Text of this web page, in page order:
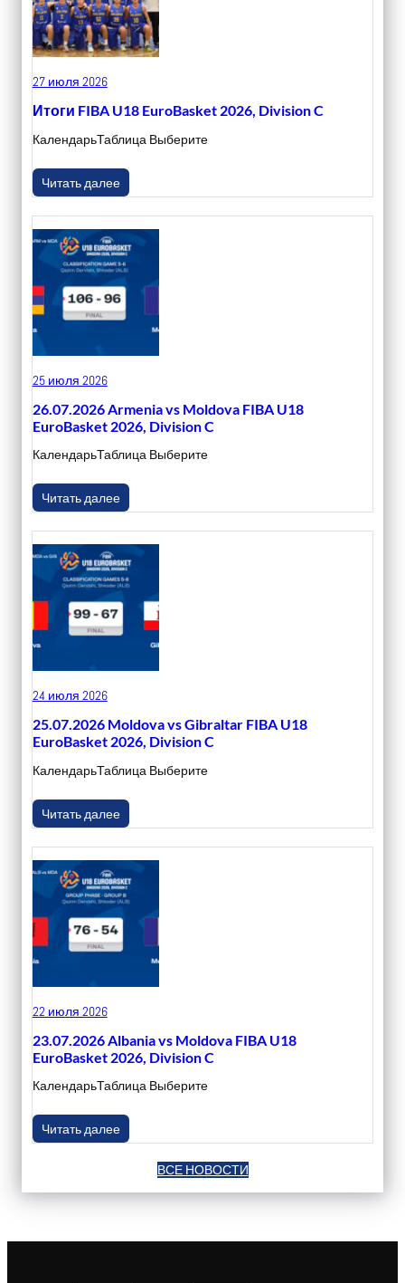
27 июля 2026
Итоги FIBA U18 EuroBasket 2026, Division C
КалендарьТаблица Выберите
Читать далее
25 июля 2026
26.07.2026 Armenia vs Moldova FIBA U18
EuroBasket 2026, Division C
КалендарьТаблица Выберите
Читать далее
24 июля 2026
25.07.2026 Moldova vs Gibraltar FIBA U18
EuroBasket 2026, Division C
КалендарьТаблица Выберите
Читать далее
22 июля 2026
23.07.2026 Albania vs Moldova FIBA U18
EuroBasket 2026, Division C
КалендарьТаблица Выберите
Читать далее
ВСЕ НОВОСТИ